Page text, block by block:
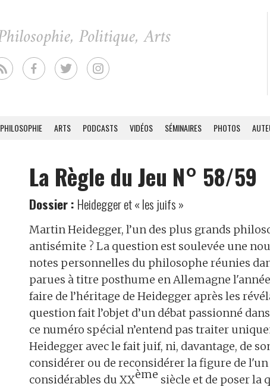
PHILOSOPHIE ARTS PODCASTS VIDÉOS SÉMINAIRES PHOTOS
La Règle du Jeu N° 58/59
Dossier : Heidegger et « les juifs »
Martin Heidegger, l’un des plus grands
antisémite ? La question est soulevée une
notes personnelles du philosophe réunies
parues à titre posthume en Allemagne
faire de l’héritage de Heidegger après les
question fait l’objet d’un débat passionné
ce numéro spécial n’entend pas traiter
Heidegger avec le fait juif, ni, davantage, de
considérer ou de reconsidérer la figure de
considérables du XXème siècle et de poser la